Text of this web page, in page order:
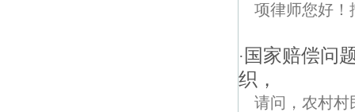
项律师您好！
· 国家赔偿问
织，
请问，农村村